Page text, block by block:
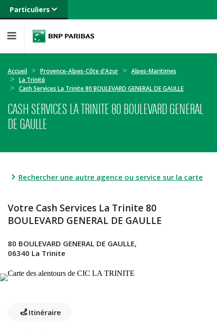
Particuliers
Banque privée
Entreprises
Accueil Provence-Alpes-Côte d'Azur
Alpes-Maritimes
La Trinité
Cash Services La Trinite 80 BOULEVARD GENERAL DE GAULLE
CASH SERVICES LA TRINITE 80 BOULEVARD GENERAL
DE GAULLE
Rechercher une autre agence ou service sur la carte
Votre Cash Services La Trinite 80
BOULEVARD GENERAL DE GAULLE
80 BOULEVARD GENERAL DE GAULLE,
06340 La Trinite
Itinéraire